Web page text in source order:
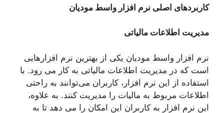
کاربردهای اصلی نرم افزار واسط مودیان
مدیریت اطلاعات مالیاتی
نرم افزار واسط مودیان یکی از بهترین نرم افزارهایی
است که در مدیریت اطلاعات مالیاتی به کار می ‌رود. با
استفاده از این نرم افزار، کاربران می‌توانند به راحتی
اطلاعات مربوط به مالیات را مدیریت کنند. به علاوه،
این نرم افزار به کاربران این امکان را می ‌دهد تا به